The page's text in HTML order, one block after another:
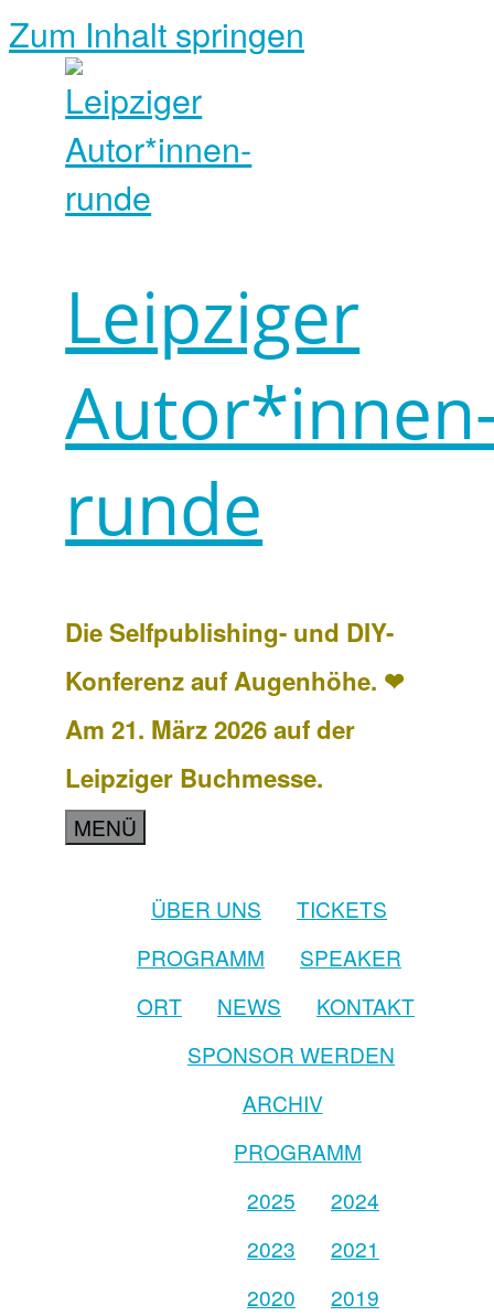
Zum Inhalt springen
Leipziger
runde
Die Selfpublishing- und DIY-
Konferenz auf Augenhöhe. ❤
Am 21. März 2026 auf der
Leipziger Buchmesse.
MENÜ
ÜBER UNS
TICKETS
PROGRAMM
SPEAKER
ORT
NEWS
KONTAKT
SPONSOR WERDEN
ARCHIV
PROGRAMM
2025
2024
2023
2021
2020
2019